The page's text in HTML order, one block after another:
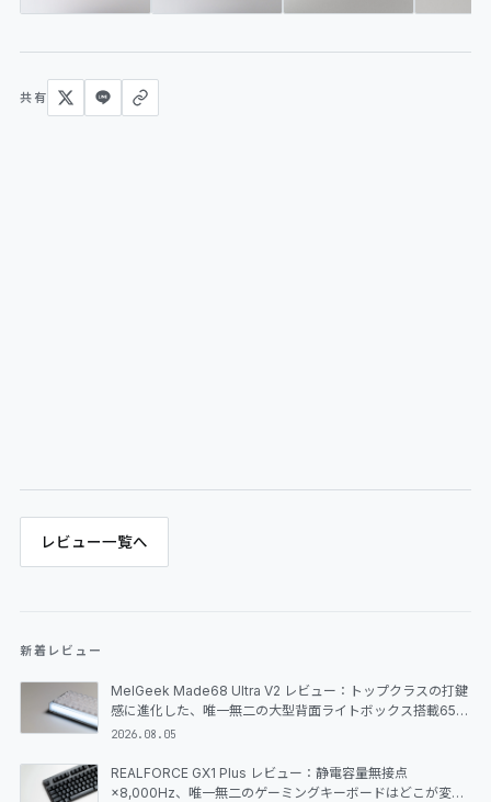
共有
レビュー一覧へ
新着レビュー
MelGeek Made68 Ultra V2 レビュー：トップクラスの打鍵
感に進化した、唯一無二の大型背面ライトボックス搭載65%
ラピッドトリガーキーボード
2026.08.05
REALFORCE GX1 Plus レビュー：静電容量無接点
×8,000Hz、唯一無二のゲーミングキーボードはどこが変わ